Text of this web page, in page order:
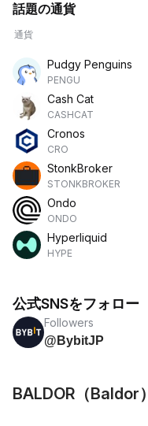
話題の通貨
通貨
Pudgy Penguins
PENGU
Cash Cat
CASHCAT
Cronos
CRO
StonkBroker
STONKBROKER
Ondo
ONDO
Hyperliquid
HYPE
公式SNSをフォロー
Followers
@BybitJP
BALDOR（Baldor